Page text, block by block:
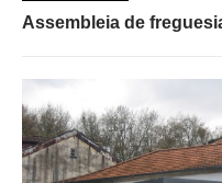
Assembleia de